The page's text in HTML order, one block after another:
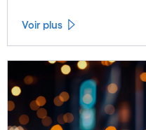
Voir plus